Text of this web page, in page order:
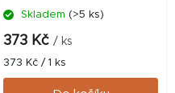
Skladem (>5 ks)
373 Kč / ks
Měrná
cena:
373 Kč / 1 ks